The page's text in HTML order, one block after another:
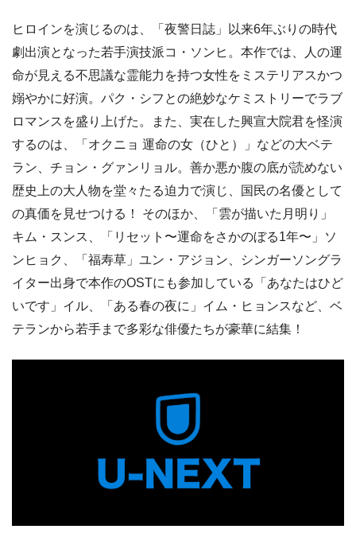
ヒロインを演じるのは、「夜警日誌」以来6年ぶりの時代
劇出演となった若手演技派コ・ソンヒ。本作では、人の運
命が見える不思議な霊能力を持つ女性をミステリアスかつ
嫋やかに好演。パク・シフとの絶妙なケミストリーでラブ
ロマンスを盛り上げた。また、実在した興宣大院君を怪演
するのは、「オクニョ 運命の女（ひと）」などの大ベテ
ラン、チョン・グァンリョル。善か悪か腹の底が読めない
歴史上の大人物を堂々たる迫力で演じ、国民の名優として
の真価を見せつける！ そのほか、「雲が描いた月明り」
キム・スンス、「リセット〜運命をさかのぼる1年〜」ソ
ンヒョク、「福寿草」ユン・アジョン、シンガーソングラ
イター出身で本作のOSTにも参加している「あなたはひど
いです」イル、「ある春の夜に」イム・ヒョンスなど、ベ
テランから若手まで多彩な俳優たちが豪華に結集！